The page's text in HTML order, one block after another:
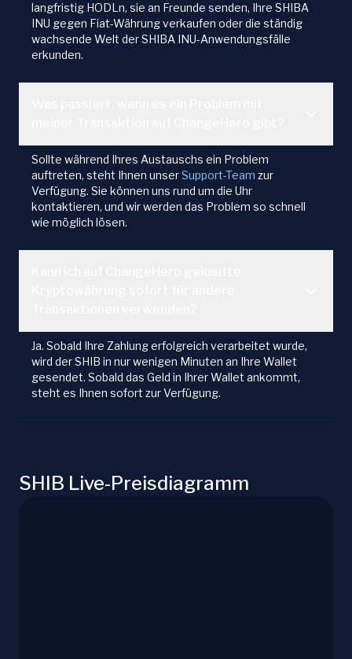
langfristig HODLn, sie an Freunde senden, Ihre SHIBA
INU gegen Fiat-Währung verkaufen oder die ständig
wachsende Welt der SHIBA INU-Anwendungsfälle
erkunden.
Sollte während Ihres Austauschs ein Problem
auftreten, steht Ihnen unserSupport-Team zur
Verfügung. Sie können uns rund um die Uhr
kontaktieren, und wir werden das Problem so schnell
wie möglich lösen.
Ja. Sobald Ihre Zahlung erfolgreich verarbeitet wurde,
wird der SHIB in nur wenigen Minuten an Ihre Wallet
gesendet. Sobald das Geld in Ihrer Wallet ankommt,
steht es Ihnen sofort zur Verfügung.
SHIB Live-Preisdiagramm